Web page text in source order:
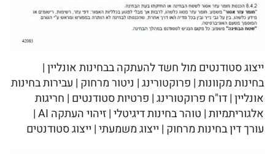
ייצוג סטודנטים מול חשד להעתקה בבחינות אונליין |
בחינות מקוונות | פרוקטורינג | ניטור מרחוק | עבירות בחינות
אונליין | דו"ח פרוקטורינג | פרטיות סטודנטים | חריגות
אלגוריתמיות | טוהר בחינות דיגיטלי | זיהוי העתקה AI |
עורך דין בחינות מרחוק | ייצוג משמעתי | ייצוג סטודנטים